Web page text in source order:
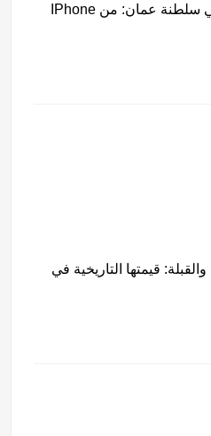
دليل شراء أجهزة Apple في سلطنة عمان: من IPhone
قيمتها التاريخية في